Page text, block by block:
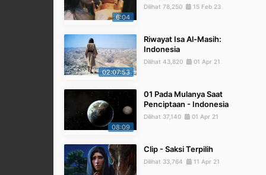
6:04
Dilihat 78,250 15 Feb 23
02:07:53
Riwayat Isa Al-Masih:
Indonesia
Dilihat 43,820 01 Apr 21
08:09
01 Pada Mulanya Saat
Penciptaan - Indonesia
Dilihat 37,140 01 Apr 21
Clip - Saksi Terpilih
Dilihat 33,764 11 Apr 21